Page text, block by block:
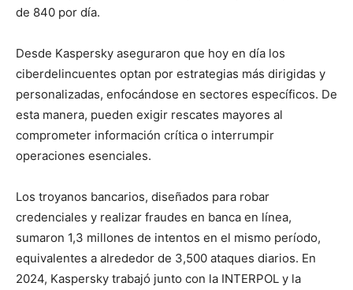
de 840 por día.
Desde Kaspersky aseguraron que hoy en día los
ciberdelincuentes optan por estrategias más dirigidas y
personalizadas, enfocándose en sectores específicos. De
esta manera, pueden exigir rescates mayores al
comprometer información crítica o interrumpir
operaciones esenciales.
Los troyanos bancarios, diseñados para robar
credenciales y realizar fraudes en banca en línea,
sumaron 1,3 millones de intentos en el mismo período,
equivalentes a alrededor de 3,500 ataques diarios. En
2024, Kaspersky trabajó junto con la INTERPOL y la